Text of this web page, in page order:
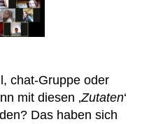
chat-Gruppe oder
mit diesen ‚Zutaten‘
Das haben sich